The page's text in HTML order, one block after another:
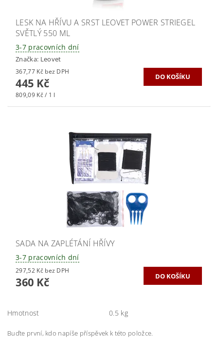
LESK NA HŘÍVU A SRST LEOVET POWER STRIEGEL
SVĚTLÝ 550 ML
3-7 pracovních dní
Značka: Leovet
367,77 Kč bez DPH
445 Kč
809,09 Kč / 1 l
SADA NA ZAPLÉTÁNÍ HŘÍVY
3-7 pracovních dní
297,52 Kč bez DPH
360 Kč
Hmotnost 0.5 kg
Buďte první, kdo napíše příspěvek k této položce.